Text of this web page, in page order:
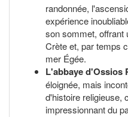
randonnée,
expérience
son sommet, offrant
Crète et, par temps
mer Égée.
L'abbaye d'Ossios
éloignée, mais
d'histoire religieuse,
impressionnant du